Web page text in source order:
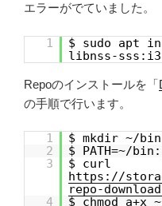
エラーがでていました。
1
$ sudo apt
libnss-
Repoのインストールを「
の手順で行います。
1
$ mkdir ~/bin
2
$ PATH=~/
3
$ curl
https://
repo-
4
$ chmod a+x